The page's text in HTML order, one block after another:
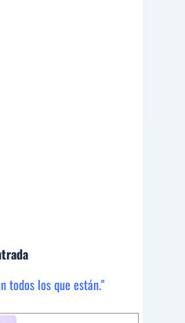
todos los que están."